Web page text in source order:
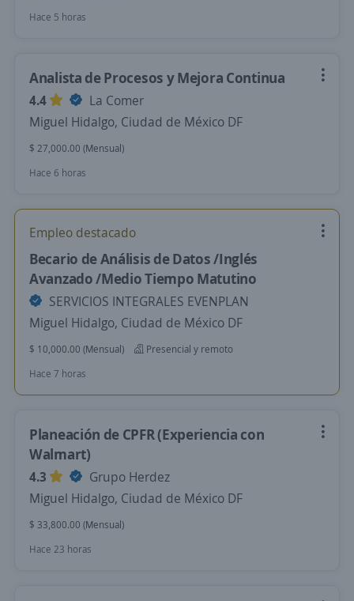
Hace 5 horas
Analista de Procesos y Mejora Continua
4.4
La Comer
Miguel Hidalgo, Ciudad de México DF
$ 27,000.00 (Mensual)
Hace 6 horas
Empleo destacado
Becario de Análisis de Datos /Inglés
Avanzado /Medio Tiempo Matutino
SERVICIOS INTEGRALES EVENPLAN
Miguel Hidalgo, Ciudad de México DF
$ 10,000.00 (Mensual)
Presencial y remoto
Hace 7 horas
Planeación de CPFR (Experiencia con
Walmart)
4.3
Grupo Herdez
Miguel Hidalgo, Ciudad de México DF
$ 33,800.00 (Mensual)
Hace 23 horas